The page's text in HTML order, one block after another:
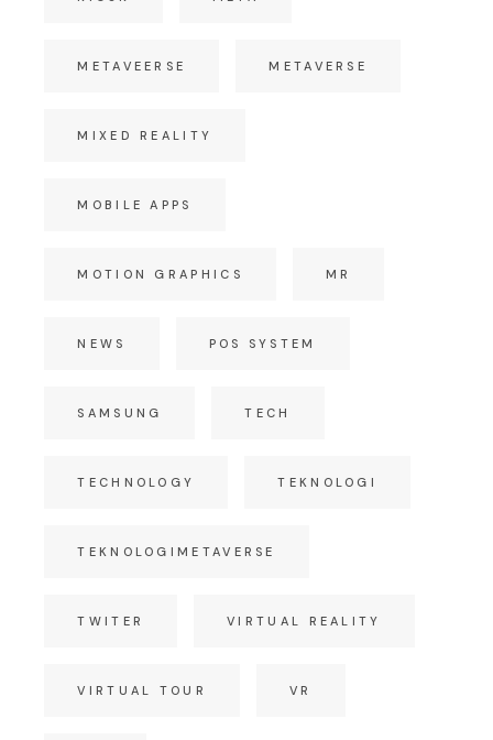
METAVEERSE METAVERSE
MIXED REALITY
MOBILE APPS
MOTION GRAPHICS MR
NEWS POS SYSTEM
SAMSUNG TECH
TECHNOLOGY TEKNOLOGI
TEKNOLOGIMETAVERSE
TWITER VIRTUAL REALITY
VIRTUAL TOUR VR